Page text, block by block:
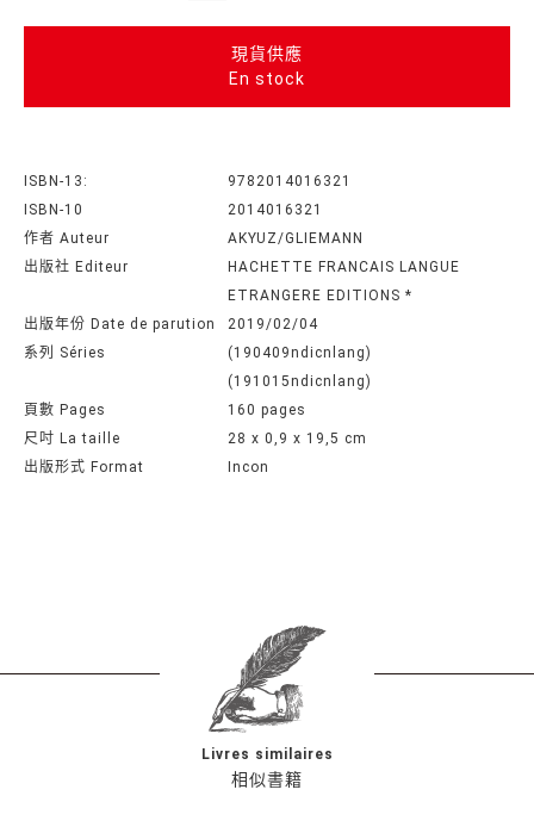
現貨供應
En stock
ISBN-13:
9782014016321
ISBN-10
2014016321
作者 Auteur
AKYUZ/GLIEMANN
出版社 Editeur
HACHETTE FRANCAIS LANGUE
ETRANGERE EDITIONS *
出版年份 Date de parution
2019/02/04
系列 Séries
(190409ndicnlang)
(191015ndicnlang)
頁數 Pages
160 pages
尺吋 La taille
28 x 0,9 x 19,5 cm
出版形式 Format
Incon
相似書籍
Livres similaires